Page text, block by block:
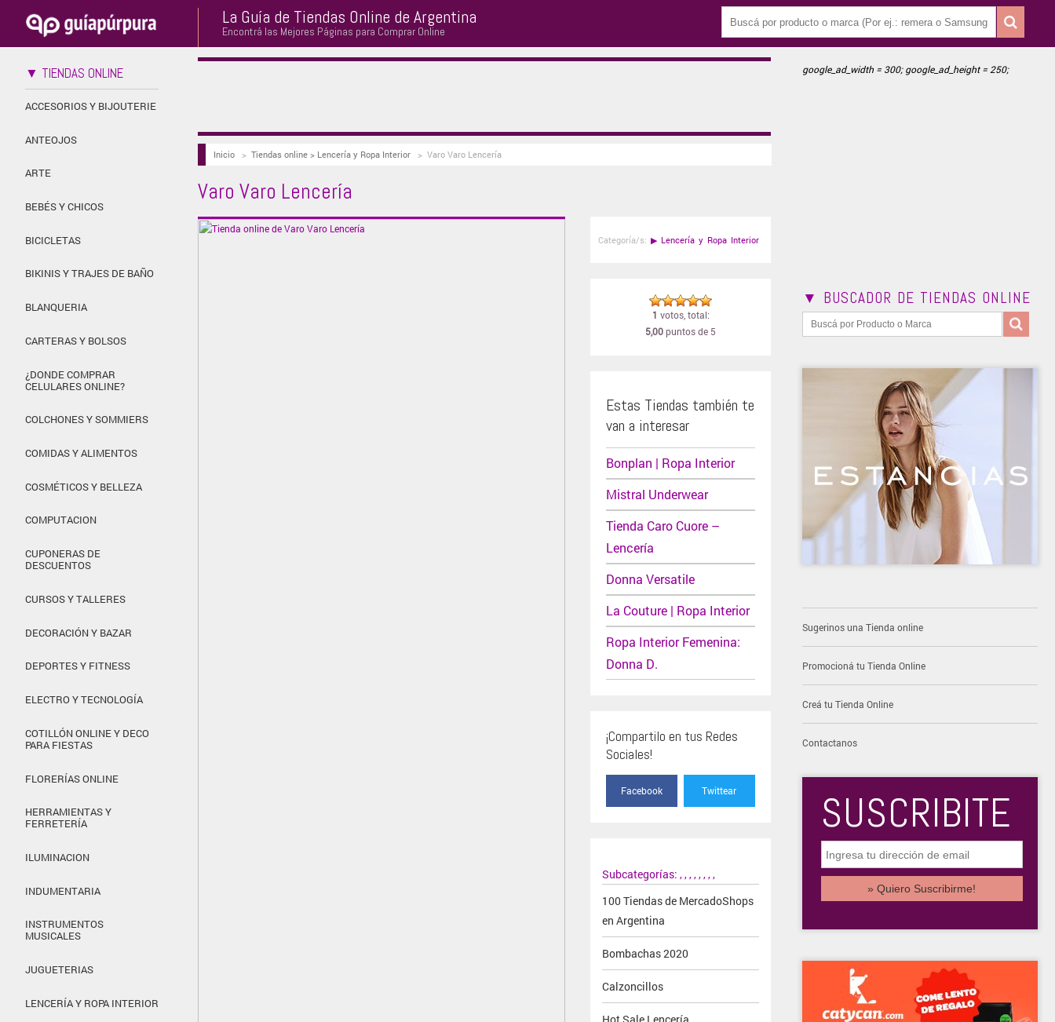
La Guía de Tiendas Online de Argentina
Encontrá las Mejores Páginas para Comprar Online
▼ TIENDAS ONLINE
ACCESORIOS Y BIJOUTERIE
ANTEOJOS
ARTE
BEBÉS Y CHICOS
BICICLETAS
BIKINIS Y TRAJES DE BAÑO
BLANQUERIA
CARTERAS Y BOLSOS
¿DONDE COMPRAR
CELULARES ONLINE?
COLCHONES Y SOMMIERS
COMIDAS Y ALIMENTOS
COSMÉTICOS Y BELLEZA
COMPUTACION
CUPONERAS DE
DESCUENTOS
CURSOS Y TALLERES
DECORACIÓN Y BAZAR
DEPORTES Y FITNESS
ELECTRO Y TECNOLOGÍA
COTILLÓN ONLINE Y DECO
PARA FIESTAS
FLORERÍAS ONLINE
HERRAMIENTAS Y
FERRETERÍA
ILUMINACION
INDUMENTARIA
INSTRUMENTOS
MUSICALES
JUGUETERIAS
LENCERÍA Y ROPA INTERIOR
Inicio> Tiendas online > Lencería y Ropa Interior> Varo Varo Lencería
Varo Varo Lencería
Categoría/s: ▶ Lencería y Ropa Interior
1 votos, total:
5,00puntos de 5
Estas Tiendas también te
van a interesar
Bonplan | Ropa Interior
Mistral Underwear
Tienda Caro Cuore –
Lencería
Donna Versatile
La Couture | Ropa Interior
Ropa Interior Femenina:
Donna D.
¡Compartilo en tus Redes
Sociales!
Facebook Twittear
Subcategorías:
100 Tiendas de MercadoShops
en Argentina
,
Bombachas 2020
,
Calzoncillos
,
Hot Sale Lencería
,,,,,
google_ad_width = 300; google_ad_height = 250;
▼ BUSCADOR DE TIENDAS ONLINE
Sugerinos una Tienda online
Promocioná tu Tienda Online
Creá tu Tienda Online
Contactanos
SUSCRIBITE